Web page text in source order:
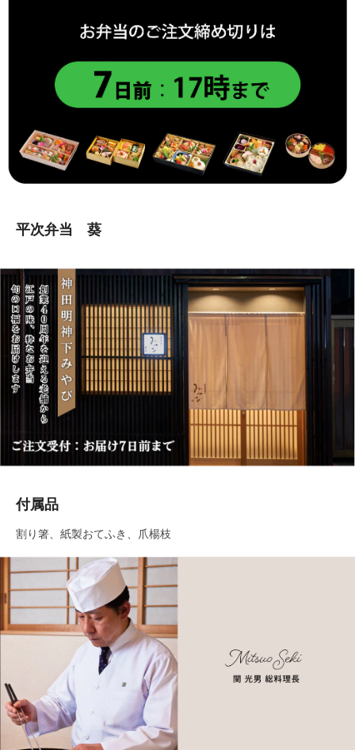
平次弁当 葵
付属品
割り箸、紙製おてふき、爪楊枝